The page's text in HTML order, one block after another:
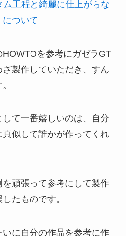
ム工程と綺麗に仕上がらな
について
を参考にガゼラGT
製作していただき、すん
て一番嬉しいのは、自分
似して誰かが作ってくれ
頑張って参考にして製作
たものです。
に自分の作品を参考に作